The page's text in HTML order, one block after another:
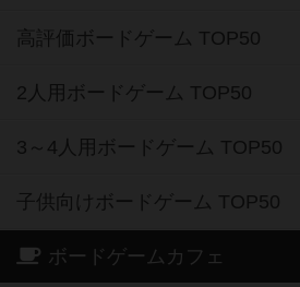
高評価ボードゲーム TOP50
2人用ボードゲーム TOP50
3～4人用ボードゲーム TOP50
子供向けボードゲーム TOP50
ボードゲームカフェ